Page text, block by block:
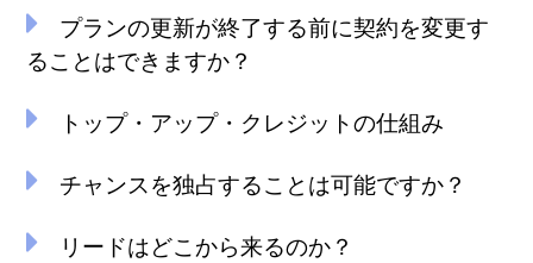
プランの更新が終了する前に契約を変更す
ることはできますか？
トップ・アップ・クレジットの仕組み
チャンスを独占することは可能ですか？
リードはどこから来るのか？